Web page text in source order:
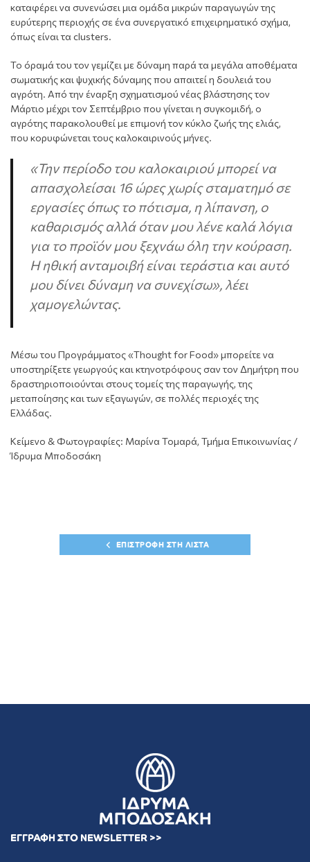
καταφέρει να συνενώσει μια ομάδα μικρών παραγωγών της
ευρύτερης περιοχής σε ένα συνεργατικό επιχειρηματικό σχήμα,
όπως είναι τα clusters.
Το όραμά του τον γεμίζει με δύναμη παρά τα μεγάλα αποθέματα
σωματικής και ψυχικής δύναμης που απαιτεί η δουλειά του
αγρότη. Από την έναρξη σχηματισμού νέας βλάστησης τον
Μάρτιο μέχρι τον Σεπτέμβριο που γίνεται η συγκομιδή, ο
αγρότης παρακολουθεί με επιμονή τον κύκλο ζωής της ελιάς,
που κορυφώνεται τους καλοκαιρινούς μήνες.
«Την περίοδο του καλοκαιριού μπορεί να
απασχολείσαι 16 ώρες χωρίς σταματημό σε
εργασίες όπως το πότισμα, η λίπανση, ο
καθαρισμός αλλά όταν μου λένε καλά λόγια
για το προϊόν μου ξεχνάω όλη την κούραση.
Η ηθική ανταμοιβή είναι τεράστια και αυτό
μου δίνει δύναμη να συνεχίσω», λέει
χαμογελώντας.
Μέσω του Προγράμματος «Thought for Food» μπορείτε να
υποστηρίξετε γεωργούς και κτηνοτρόφους σαν τον Δημήτρη που
δραστηριοποιούνται στους τομείς της παραγωγής, της
μεταποίησης και των εξαγωγών, σε πολλές περιοχές της
Ελλάδας.
Kείμενο & Φωτογραφίες: Μαρίνα Τομαρά, Τμήμα Επικοινωνίας /
Ίδρυμα Μποδοσάκη
ΕΠΙΣΤΡΟΦΗ ΣΤΗ ΛΙΣΤΑ
ΕΓΓΡΑΦΗ ΣΤΟ NEWSLETTER >>